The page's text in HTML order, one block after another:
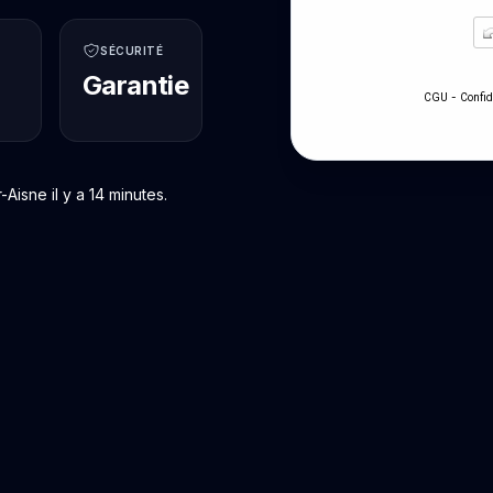
SÉCURITÉ
Garantie
il y a 14 minutes.
CGU -